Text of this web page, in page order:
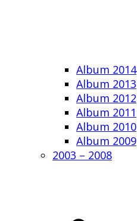
Album 2014
Album 2013
Album 2012
Album 2011
Album 2010
Album 2009
2003 – 2008